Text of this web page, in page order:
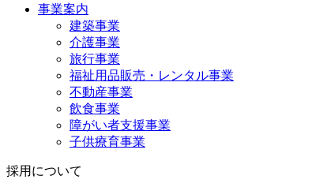
事業案内
建築事業
介護事業
旅行事業
福祉用品販売・レンタル事業
不動産事業
飲食事業
障がい者支援事業
子供療育事業
採用について